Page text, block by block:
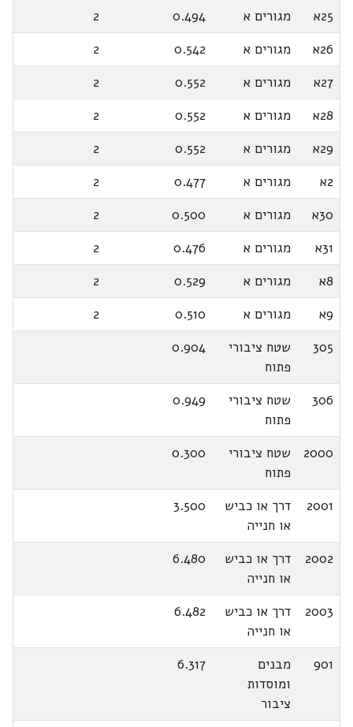
25א
מגורים א 0.494
2
26א
מגורים א 0.542
2
27א
מגורים א 0.552
2
28א
מגורים א 0.552
2
29א
מגורים א 0.552
2
2א
מגורים א 0.477
2
30א
מגורים א 0.500
2
31א
מגורים א 0.476
2
8א
מגורים א 0.529
2
9א
מגורים א 0.510
2
305
שטח ציבורי
פתוח
0.904
306
שטח ציבורי
פתוח
0.949
2000
שטח ציבורי
פתוח
0.300
2001
דרך או כביש
או חנייה
3.500
2002
דרך או כביש
או חנייה
6.480
2003
דרך או כביש
או חנייה
6.482
901
מבנים
ומוסדות
ציבור
6.317